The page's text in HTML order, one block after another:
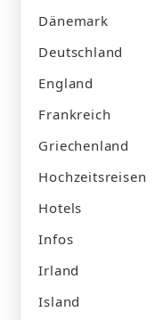
Dänemark
Deutschland
England
Frankreich
Griechenland
Hochzeitsreisen
Hotels
Infos
Irland
Island